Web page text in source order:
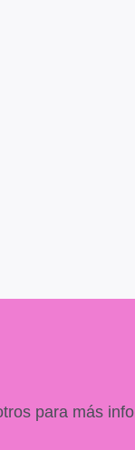
para más